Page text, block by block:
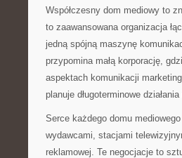
Współczesny dom mediowy to
to zaawansowana organizacja
jedną spójną maszynę
przypomina małą korporację,
aspektach komunikacji
planuje długoterminowe
Serce każdego domu
wydawcami, stacjami
reklamowej. Te negocjacje to